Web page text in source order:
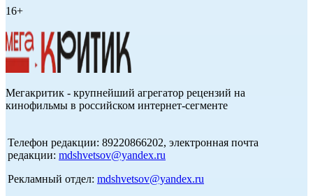
16+
Мегакритик - крупнейший агрегатор рецензий на
кинофильмы в российском интернет-сегменте
Телефон редакции: 89220866202, электронная почта
редакции: mdshvetsov@yandex.ru
Рекламный отдел: mdshvetsov@yandex.ru